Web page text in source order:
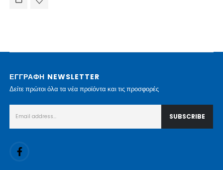
ΕΓΓΡΑΦΗ NEWSLETTER
Δείτε πρώτοι όλα τα νέα προϊόντα και τις προσφορές